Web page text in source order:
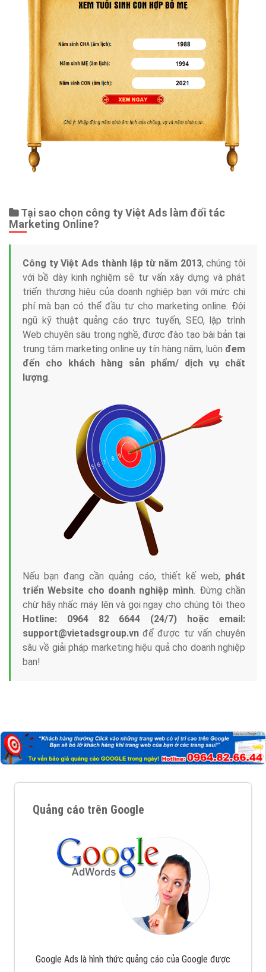
Tại sao chọn công ty Việt Ads làm đối tác
Marketing Online?
Công ty Việt Ads thành lập từ năm 2013, chúng tôi
với bề dày kinh nghiệm sẽ tư vấn xây dựng và phát
triển thương hiệu của doanh nghiệp bạn với mức chi
phí mà bạn có thể đầu tư cho marketing online. Đội
ngũ kỹ thuật quảng cáo trực tuyến, SEO, lập trình
Web chuyên sâu trong nghề, được đào tạo bài bản tại
trung tâm marketing online uy tín hàng năm, luôn đem
đến cho khách hàng sản phẩm/ dịch vụ chất
lượng.
Nếu bạn đang cần quảng cáo, thiết kế web, phát
triển Website cho doanh nghiệp mình. Đừng chần
chừ hãy nhấc máy lên và gọi ngay cho chúng tôi theo
Hotline: 0964 82 6644 (24/7) hoặc email:
support@vietadsgroup.vn để được tư vấn chuyên
sâu về giải pháp marketing hiệu quả cho doanh nghiệp
bạn!
Quảng cáo trên Google
Google Ads là hình thức quảng cáo của Google được